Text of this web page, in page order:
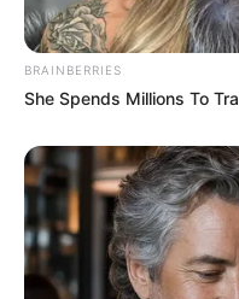
ดวงวันอังค
BRAINBERRIES
She Spends Millions To